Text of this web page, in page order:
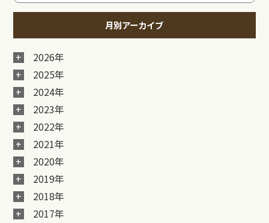
月別アーカイブ
2026年
2025年
2024年
2023年
2022年
2021年
2020年
2019年
2018年
2017年